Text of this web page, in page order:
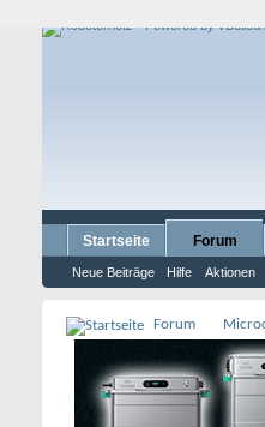
Startseite Forum
Neue Beiträge Hilfe Aktionen
Forum